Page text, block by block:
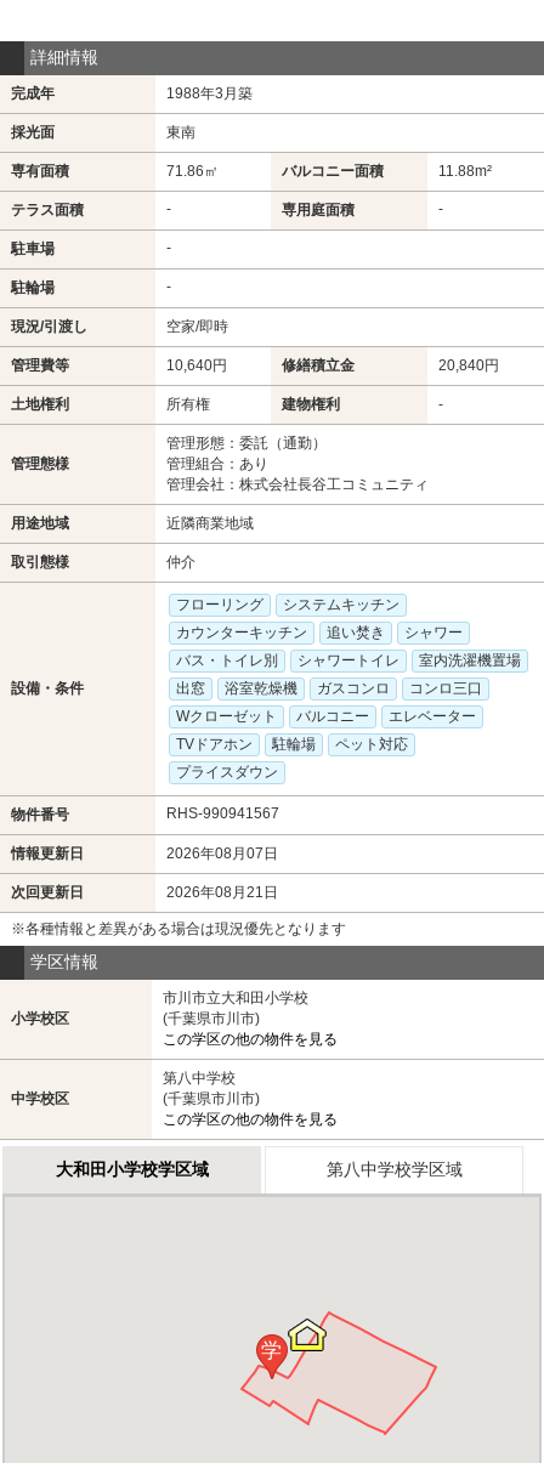
詳細情報
完成年 1988年3月築
採光面 東南
専有面積 71.86㎡ バルコニー面積 11.88m²
テラス面積 - 専用庭面積 -
駐車場 -
駐輪場 -
現況/引渡し 空家/即時
管理費等 10,640円 修繕積立金 20,840円
土地権利 所有権 建物権利 -
管理態様
管理形態：委託（通勤）
管理組合：あり
管理会社：株式会社長谷工コミュニティ
用途地域 近隣商業地域
取引態様 仲介
設備・条件
フローリング
システムキッチン
カウンターキッチン
追い焚き
シャワー
バス・トイレ別
シャワートイレ
室内洗濯機置場
出窓
浴室乾燥機 ガスコンロ
コンロ三口
Wクローゼット
バルコニー
エレベーター
TVドアホン
駐輪場
ペット対応
プライスダウン
物件番号 RHS-990941567
情報更新日 2026年08月07日
次回更新日 2026年08月21日
※各種情報と差異がある場合は現況優先となります
学区情報
小学校区
市川市立大和田小学校
(千葉県市川市)
この学区の他の物件を見る
中学校区
第八中学校
(千葉県市川市)
この学区の他の物件を見る
大和田小学校学区域 第八中学校学区域
学